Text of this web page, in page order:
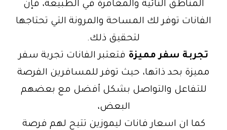
المناطق النائية والمغامرة في الطبيعة، فإن
الفانات توفر لك المساحة والمرونة التي تحتاجها
لتحقيق ذلك.
تجربة سفر مميزة فتعتبر الفانات تجربة سفر
مميزة بحد ذاتها، حيث توفر للمسافرين الفرصة
للتفاعل والتواصل بشكل أفضل مع بعضهم
البعض،
كما ان اسعار فانات ليموزين تتيح لهم فرصة